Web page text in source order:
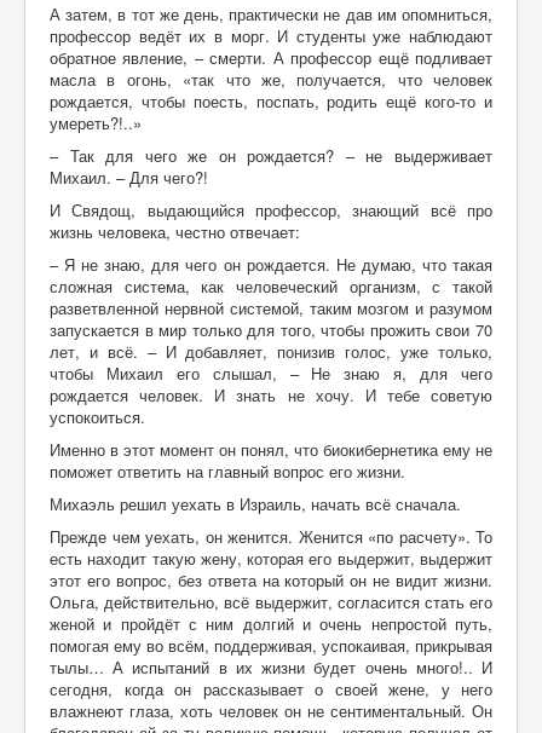
А затем, в тот же день, практически не дав им опомниться,
профессор ведёт их в морг. И студенты уже наблюдают
обратное явление, – смерти. А профессор ещё подливает
масла в огонь, «так что же, получается, что человек
рождается, чтобы поесть, поспать, родить ещё кого-то и
умереть?!..»
– Так для чего же он рождается? – не выдерживает
Михаил. – Для чего?!
И Свядощ, выдающийся профессор, знающий всё про
жизнь человека, честно отвечает:
– Я не знаю, для чего он рождается. Не думаю, что такая
сложная система, как человеческий организм, с такой
разветвленной нервной системой, таким мозгом и разумом
запускается в мир только для того, чтобы прожить свои 70
лет, и всё. – И добавляет, понизив голос, уже только,
чтобы Михаил его слышал, – Не знаю я, для чего
рождается человек. И знать не хочу. И тебе советую
успокоиться.
Именно в этот момент он понял, что биокибернетика ему не
поможет ответить на главный вопрос его жизни.
Михаэль решил уехать в Израиль, начать всё сначала.
Прежде чем уехать, он женится. Женится «по расчету». То
есть находит такую жену, которая его выдержит, выдержит
этот его вопрос, без ответа на который он не видит жизни.
Ольга, действительно, всё выдержит, согласится стать его
женой и пройдёт с ним долгий и очень непростой путь,
помогая ему во всём, поддерживая, успокаивая, прикрывая
тылы… А испытаний в их жизни будет очень много!.. И
сегодня, когда он рассказывает о своей жене, у него
влажнеют глаза, хоть человек он не сентиментальный. Он